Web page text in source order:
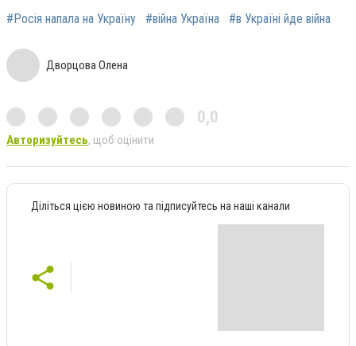
#Росія напала на Україну #війна Україна #в Україні йде війна
Дворцова Олена
0,0
Авторизуйтесь, щоб оцінити
Діліться цією новиною та підписуйтесь на наші канали